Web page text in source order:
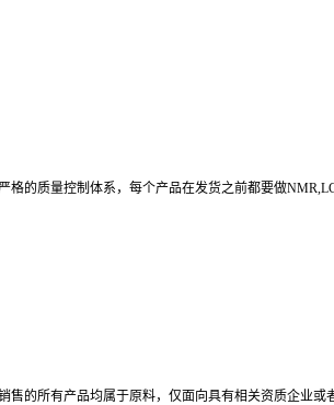
格的质量控制体系，每个产品在发货之前都要做
售的所有产品均属于原料，仅面向具有相关资质企业